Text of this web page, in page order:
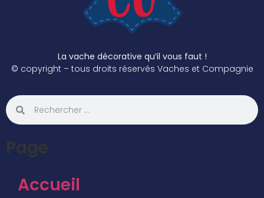
La vache décorative qu’il vous faut !
© copyright – tous droits réservés Vaches et Compagnie
Page
Accueil